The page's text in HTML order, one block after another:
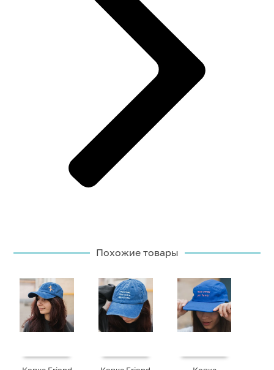
Похожие товары